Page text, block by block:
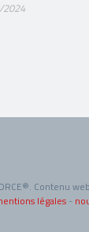
2024
Contenu
légales -